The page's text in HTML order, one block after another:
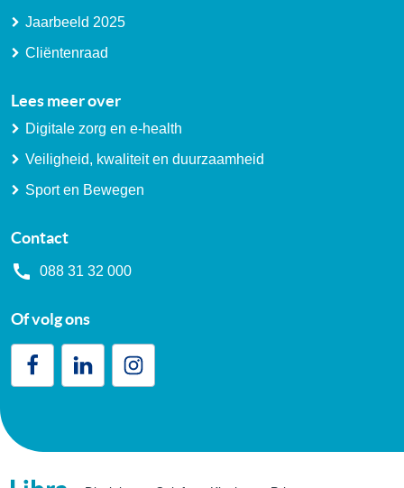
Jaarbeeld 2025
Cliëntenraad
Lees meer over
Digitale zorg en e-health
Veiligheid, kwaliteit en duurzaamheid
Sport en Bewegen
Contact
088 31 32 000
Of volg ons